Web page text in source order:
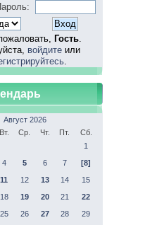
Гость.
войдите или
.
Август 2026
Вт. Ср. Чт. Пт.
Сб.
1
4 5 6 7
[8]
11 12 13 14
15
18 19 20 21
22
25 26 27 28
29